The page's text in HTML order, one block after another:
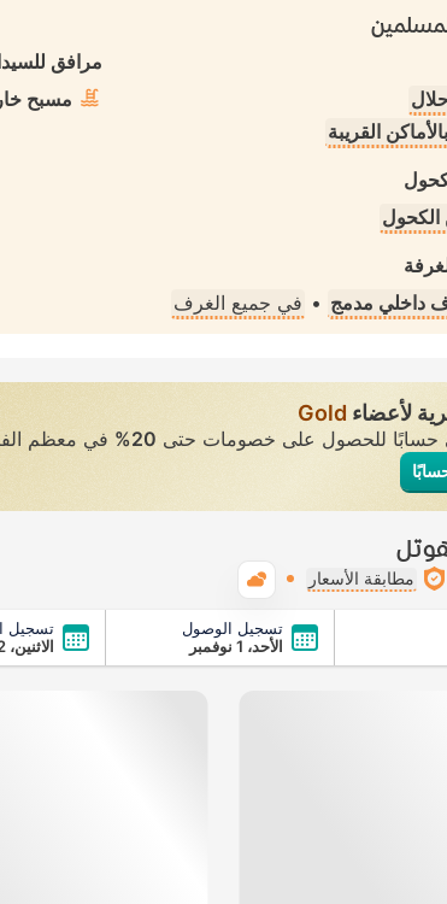
القريبة
الكحول
داخلي مدمج • في جميع الغرف
مرافق
مسبح
لأعضاء Gold
حسابًا للحصول على خصومات حتى 20% في معظم
مطابقة الأسعار
تسجيل الوصول
الأحد، 1 نوفمبر
تسجيل
الاثنين، 2 نوفمبر